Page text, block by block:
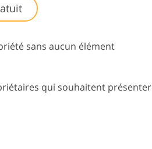
sans aucun élément
qui souhaitent présenter